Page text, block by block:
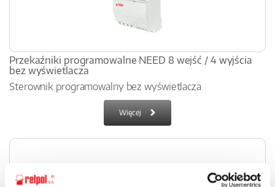
Przekaźniki programowalne NEED 8 wejść / 4 wyjścia
bez wyświetlacza
Sterownik programowalny bez wyświetlacza
Więcej